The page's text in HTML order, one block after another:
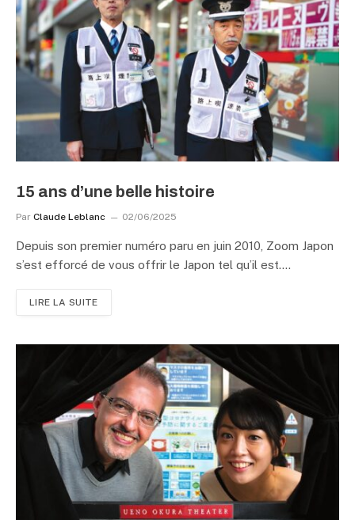
15 ans d’une belle histoire
Par Claude Leblanc 02/06/2025
Depuis son premier numéro paru en juin 2010, Zoom Japon
s’est efforcé de vous offrir le Japon tel qu’il est.…
LIRE LA SUITE